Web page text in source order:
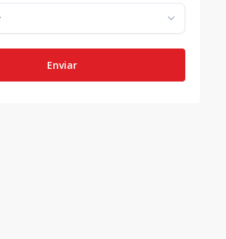
Enviar